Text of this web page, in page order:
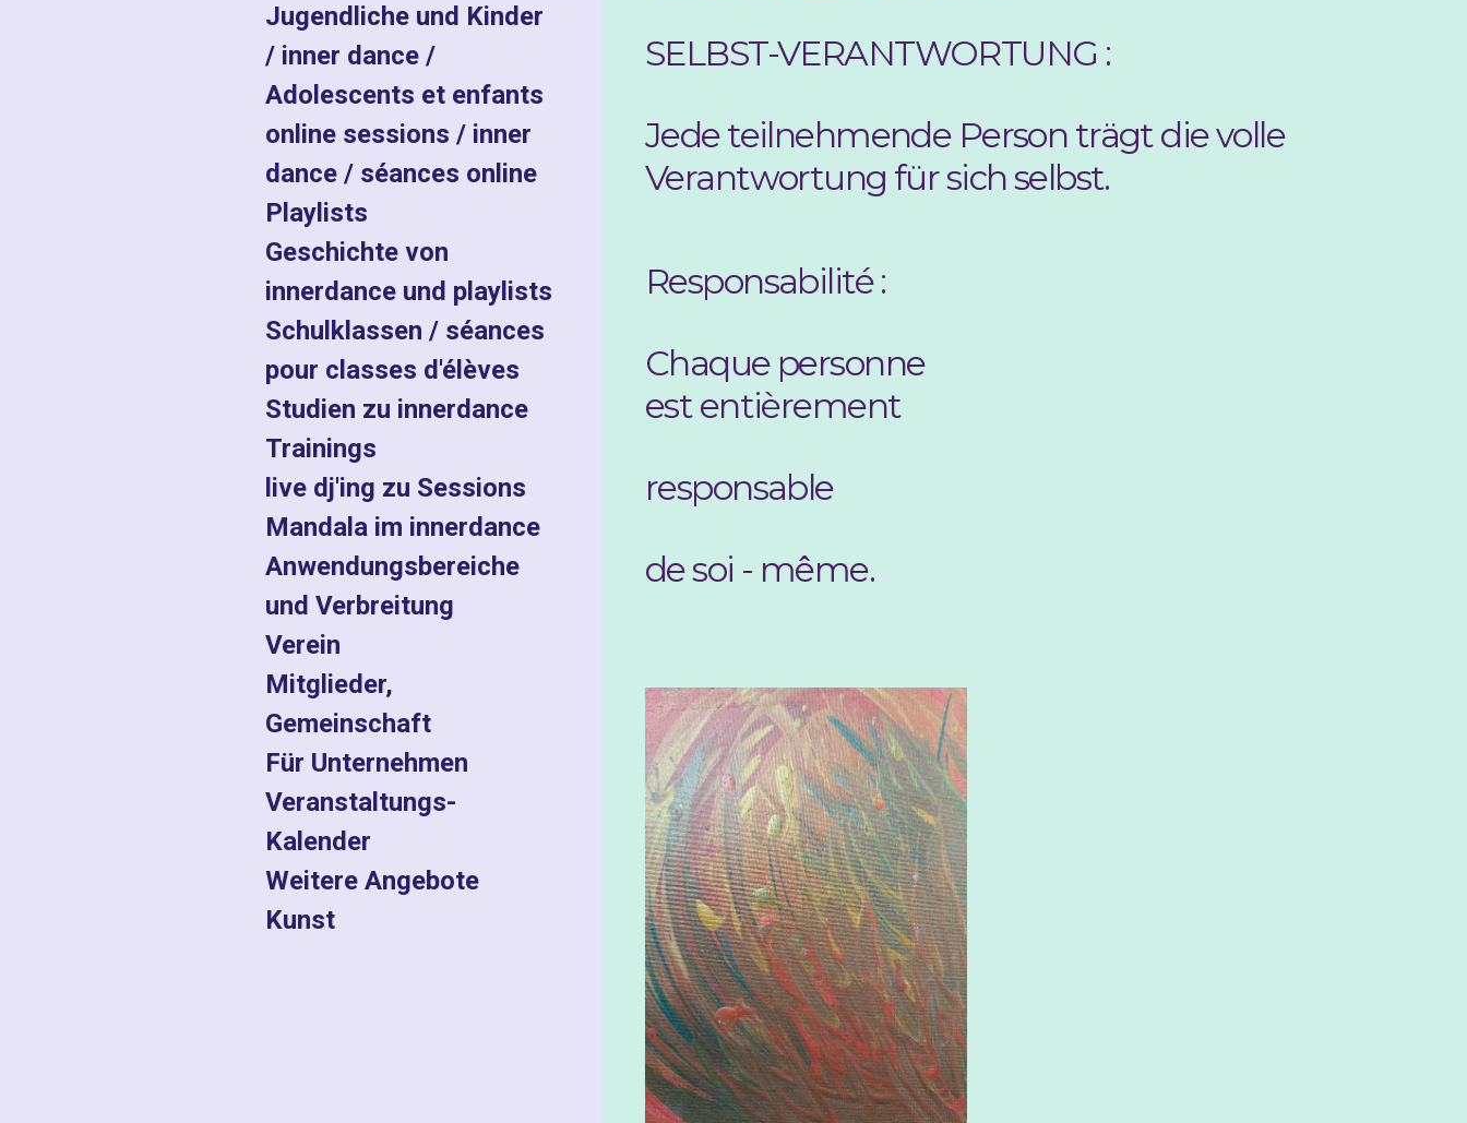
SELBST-VERANTWORTUNG :
Jede teilnehmende Person trägt die volle
Verantwortung für sich selbst.
Responsabilité :
Chaque personne
est entièrement
responsable
de soi - même.
Jugendliche und Kinder
/ inner dance /
Adolescents et enfants
online sessions / inner
dance / séances online
Playlists
Geschichte von
innerdance und playlists
Schulklassen / séances
pour classes d'élèves
Studien zu innerdance
Trainings
live dj'ing zu Sessions
Mandala im innerdance
Anwendungsbereiche
und Verbreitung
Verein
Mitglieder,
Gemeinschaft
Für Unternehmen
Veranstaltungs-
Kalender
Weitere Angebote
Kunst